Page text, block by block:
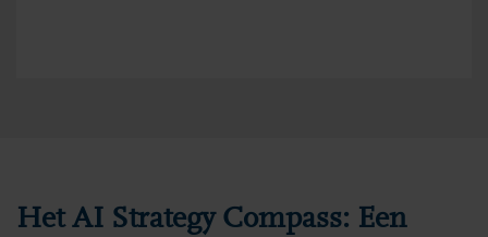
Het AI Strategy Compass: Een